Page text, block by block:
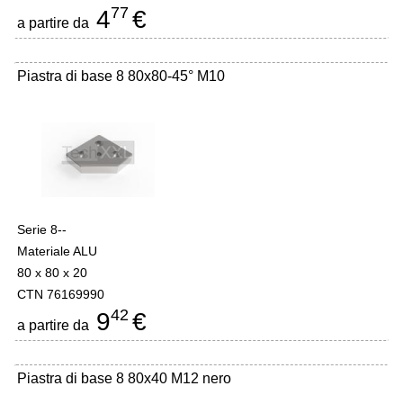
a partire da 477 €
Piastra di base 8 80x80-45° M10
Serie 8--
Materiale ALU
80 x 80 x 20
CTN 76169990
a partire da 942 €
Piastra di base 8 80x40 M12 nero